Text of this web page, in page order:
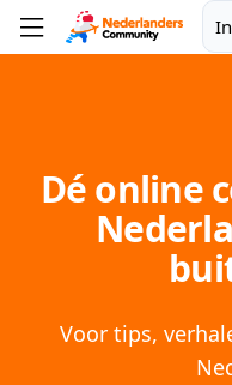
Dé online
Voor tips,